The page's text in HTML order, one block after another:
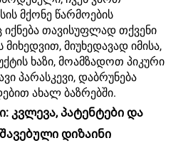
მქონე წარმოების
თავისუფლად თქვენი
მიხედვით, მიუხედავად იმისა,
ხაზი, მოამზადოთ პიკური
პარასკევი, დაბრუნება
ახალ ბაზრებში.
კვლევა, პატენტები და
დიზაინი